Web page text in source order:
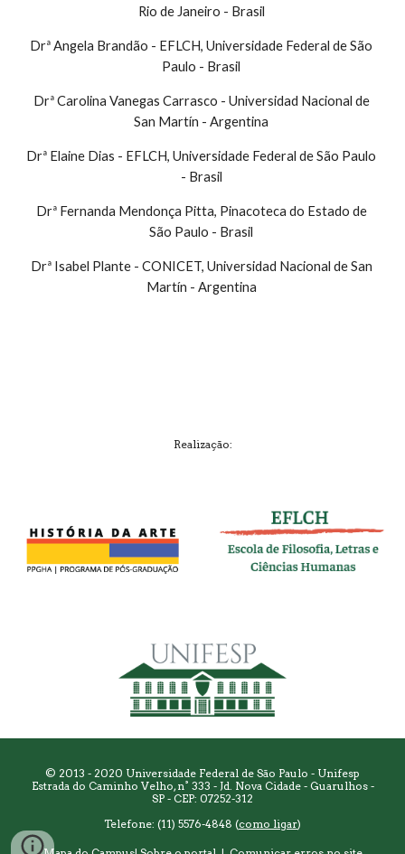
Rio de Janeiro - Brasil
Drª Angela Brandão - EFLCH, Universidade Federal de São
Paulo - Brasil
Drª Carolina Vanegas Carrasco - Universidad Nacional de
San Martín - Argentina
Drª Elaine Dias - EFLCH, Universidade Federal de São Paulo
- Brasil
Drª Fernanda Mendonça Pitta, Pinacoteca do Estado de
São Paulo - Brasil
Drª Isabel Plante - CONICET, Universidad Nacional de San
Martín - Argentina
Realização:
© 2013 - 2020 Universidade Federal de São Paulo - Unifesp
Estrada do Caminho Velho, n° 333 - Jd. Nova Cidade - Guarulhos -
SP - CEP: 07252-312
Telefone: (11) 5576-4848 (como ligar)